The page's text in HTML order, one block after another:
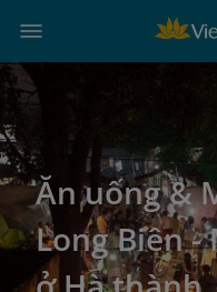
Ăn uống &
Long Biên -